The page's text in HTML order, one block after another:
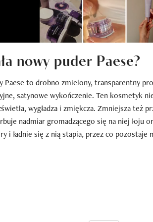
nowy puder Paese?
Paese to drobno zmielony, transparentny
satynowe wykończenie. Ten kosmetyk
wygładza i zmiękcza. Zmniejsza też
nadmiar gromadzącego się na niej łoju
i ładnie się z nią stapia, przez co pozostaje